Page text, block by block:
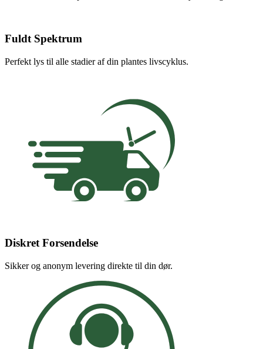
Fuldt Spektrum
Perfekt lys til alle stadier af din plantes livscyklus.
Diskret Forsendelse
Sikker og anonym levering direkte til din dør.